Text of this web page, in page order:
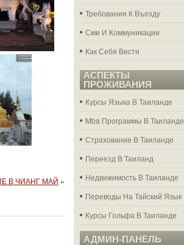
В ЧИАНГ МАЙ »
Требования К Въезду
Сми И Коммуникации
Как Себя Вести
АСПЕКТЫ
ПРОЖИВАНИЯ
Курсы Языка В Таиланде
Mba Программы В Таиланде
Страхование В Таиланде
Переезд В Таиланд
Недвижимость В Таиланде
Переводы На Тайский Язык
Курсы Гольфа В Таиланде
АДМИН-ПАНЕЛЬ